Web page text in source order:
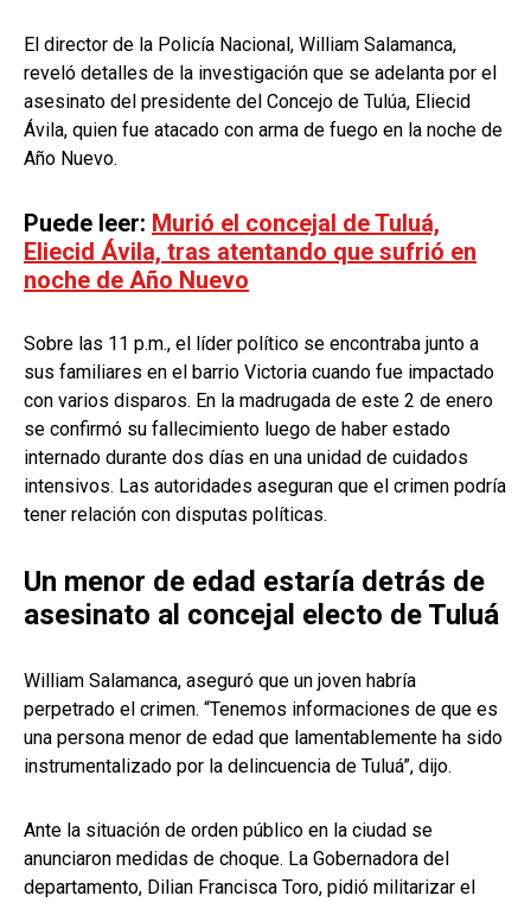
El director de la Policía Nacional, William Salamanca,
reveló detalles de la investigación que se adelanta por el
asesinato del presidente del Concejo de Tulúa, Eliecid
Ávila, quien fue atacado con arma de fuego en la noche de
Año Nuevo.
Puede leer: Murió el concejal de Tuluá,
Eliecid Ávila, tras atentando que sufrió en
noche de Año Nuevo
Sobre las 11 p.m., el líder político se encontraba junto a
sus familiares en el barrio Victoria cuando fue impactado
con varios disparos. En la madrugada de este 2 de enero
se confirmó su fallecimiento luego de haber estado
internado durante dos días en una unidad de cuidados
intensivos. Las autoridades aseguran que el crimen podría
tener relación con disputas políticas.
Un menor de edad estaría detrás de
asesinato al concejal electo de Tuluá
William Salamanca, aseguró que un joven habría
perpetrado el crimen. “Tenemos informaciones de que es
una persona menor de edad que lamentablemente ha sido
instrumentalizado por la delincuencia de Tuluá”, dijo.
Ante la situación de orden público en la ciudad se
anunciaron medidas de choque. La Gobernadora del
departamento, Dilian Francisca Toro, pidió militarizar el